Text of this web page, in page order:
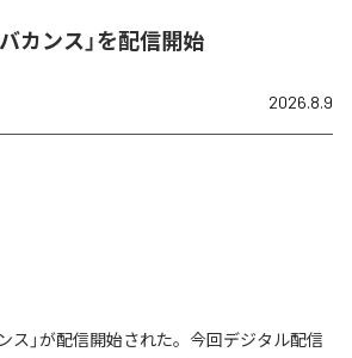
カンス」を配信開始
2026.8.9
ス」が配信開始された。今回デジタル配信